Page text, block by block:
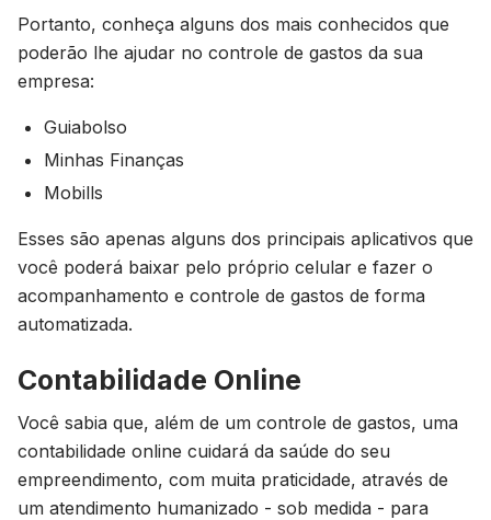
Portanto, conheça alguns dos mais conhecidos que
poderão lhe ajudar no controle de gastos da sua
empresa:
Guiabolso
Minhas Finanças
Mobills
Esses são apenas alguns dos principais aplicativos que
você poderá baixar pelo próprio celular e fazer o
acompanhamento e controle de gastos de forma
automatizada.
Contabilidade Online
Você sabia que, além de um controle de gastos, uma
contabilidade online cuidará da saúde do seu
empreendimento, com muita praticidade, através de
um atendimento humanizado - sob medida - para